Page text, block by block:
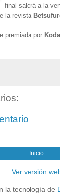
final saldrá a la
la revista
premiada por
Inicio
Ver versión
la tecnología de